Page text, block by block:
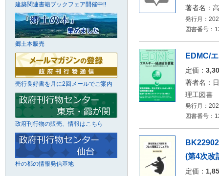
著者名：
発行月：
図書番号：
EDMC/
定価：
著者名：
理工図書
発行月：
図書番号：
(第4次改
定価：
建築関連書籍ブックフェア開催中!!
郷土本販売
売行良好書を月に2回メールでご案内
政府刊行物の販売、情報はこちら
杜の都の情報発信基地